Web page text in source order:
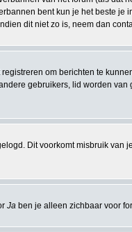
bent kun je het beste
dit niet zo is, neem dan
om berichten te
gebruikers, lid worden
Dit voorkomt misbruik
Ja ben je alleen zichbaar voor